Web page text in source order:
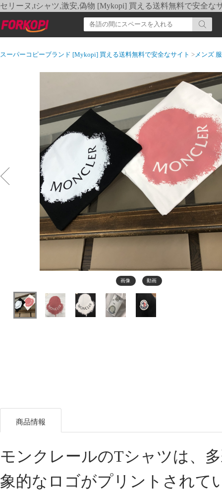
セリーヌ,tシャツ,激安,偽物 [Mykopi] 買える送料無料で安全な
スーパーコピーブランド [Mykopi] 買える送料無料で安全なサイト >メンズ 服
画像 動画
商品情報
モンクレールのTシャツは、
象的なロゴがプリントされて